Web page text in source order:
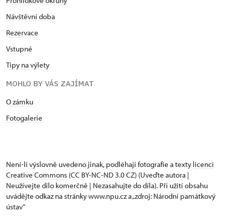
Návštěvní doba
Rezervace
Vstupné
Tipy na výlety
MOHLO BY VÁS ZAJÍMAT
O zámku
Fotogalerie
Není-li výslovně uvedeno jinak, podléhají fotografie a texty licenci
Creative Commons (CC BY-NC-ND 3.0 CZ) (Uveďte autora |
Neužívejte dílo komerčně | Nezasahujte do díla). Při užití obsahu
uvádějte odkaz na stránky www.npu.cz a „zdroj: Národní památkový
ústav“